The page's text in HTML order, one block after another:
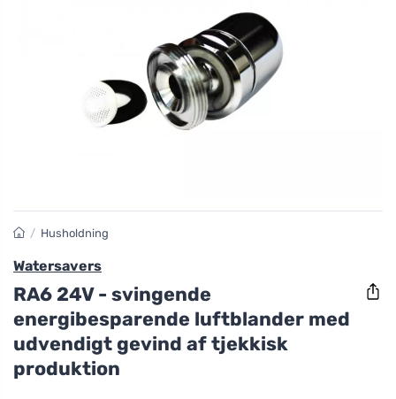
/ Husholdning
Watersavers
RA6 24V - svingende
energibesparende luftblander med
udvendigt gevind af tjekkisk
produktion